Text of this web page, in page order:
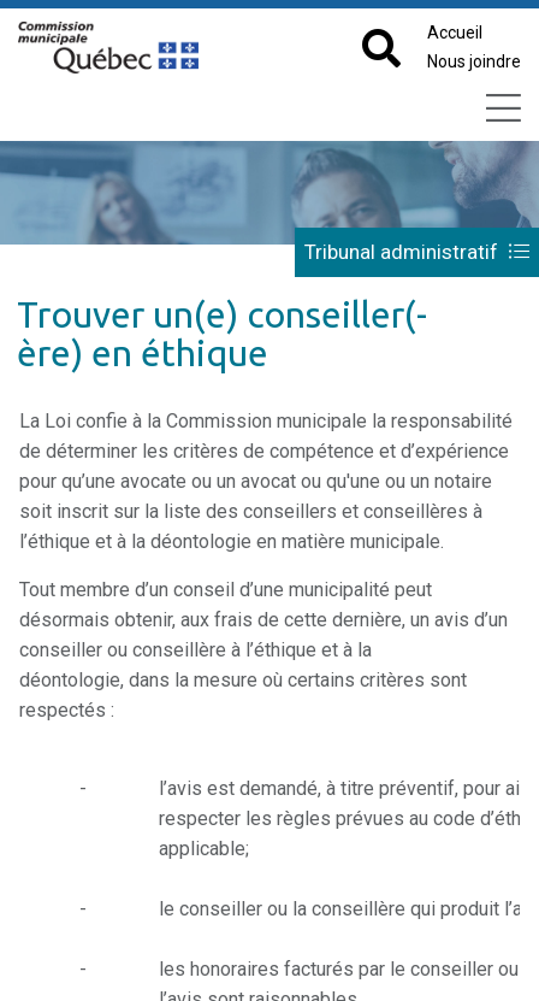
Accueil
Nous joindre
Tribunal administratif
Trouver un(e) conseiller(-
ère) en éthique
La Loi confie à la Commission municipale la responsabilité
de déterminer les critères de compétence et d’expérience
pour qu’une avocate ou un avocat ou qu'une ou un notaire
soit inscrit sur la liste des conseillers et conseillères à
l’éthique et à la déontologie en matière municipale.
Tout membre d’un conseil d’une municipalité peut
désormais obtenir, aux frais de cette dernière, un avis d’un
conseiller ou conseillère à l’éthique et à la
déontologie, dans la mesure où certains critères sont
respectés :
-
l’avis est demandé, à titre préventif, pour
respecter les règles prévues au code
applicable;
- le conseiller ou la conseillère qui produit
-
les honoraires facturés par le conseiller ou